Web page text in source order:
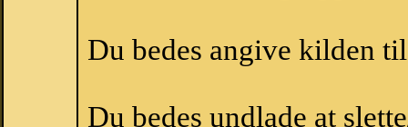
Du bedes angive kilden
Du bedes undlade at